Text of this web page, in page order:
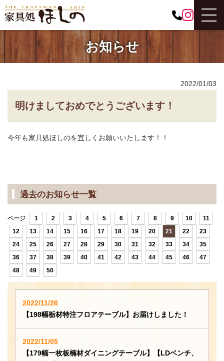
お知らせ
2022/01/03
明けましておめでとうございます！
今年も家具処ほしのを宜しくお願いいたします！！
過去のお知らせ一覧
ページ 1 2 3 4 5 6 7 8 9 10
11
12
13 14 15 16 17 18 19 20 21 22
23
24
25 26 27 28 29 30 31 32 33 34
35
36
37 38 39 40 41 42 43 44 45 46
47
48
49 50
2022/11/26
【198幅栃材特注フロアテーブル】お届けしました！
2022/11/05
【179幅一枚板楠材ダイニングテーブル】【LDベンチ、